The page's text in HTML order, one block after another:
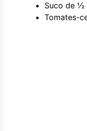
Suco de ½
Tomates-